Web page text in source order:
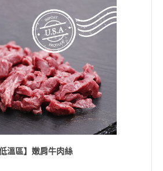
低溫區】嫩肩牛肉絲